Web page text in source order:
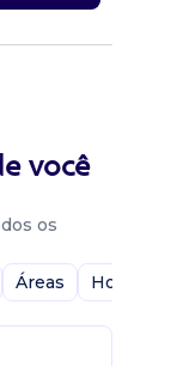
você
os
Áreas Home-